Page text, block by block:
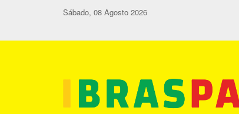
Sábado, 08 Agosto 2026